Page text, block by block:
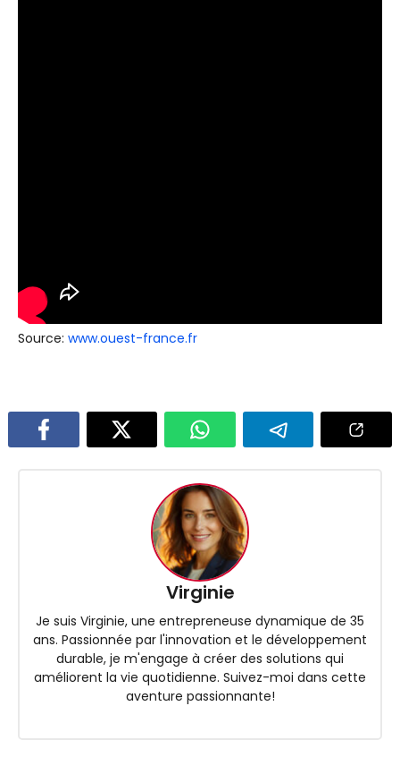
Source: www.ouest-france.fr
Virginie
Je suis Virginie, une entrepreneuse dynamique de 35
ans. Passionnée par l'innovation et le développement
durable, je m'engage à créer des solutions qui
améliorent la vie quotidienne. Suivez-moi dans cette
aventure passionnante!